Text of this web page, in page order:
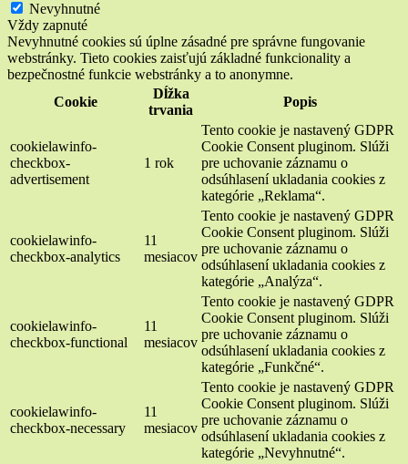
Nevyhnutné
Vždy zapnuté
Nevyhnutné cookies sú úplne zásadné pre správne fungovanie
webstránky. Tieto cookies zaisťujú základné funkcionality a
bezpečnostné funkcie webstránky a to anonymne.
Cookie
Dĺžka
trvania
Popis
cookielawinfo-
checkbox-
advertisement
1 rok
Tento cookie je nastavený GDPR
Cookie Consent pluginom. Slúži
pre uchovanie záznamu o
odsúhlasení ukladania cookies z
kategórie „Reklama“.
cookielawinfo-
checkbox-analytics
11
mesiacov
Tento cookie je nastavený GDPR
Cookie Consent pluginom. Slúži
pre uchovanie záznamu o
odsúhlasení ukladania cookies z
kategórie „Analýza“.
cookielawinfo-
checkbox-functional
11
mesiacov
Tento cookie je nastavený GDPR
Cookie Consent pluginom. Slúži
pre uchovanie záznamu o
odsúhlasení ukladania cookies z
kategórie „Funkčné“.
cookielawinfo-
checkbox-necessary
11
mesiacov
Tento cookie je nastavený GDPR
Cookie Consent pluginom. Slúži
pre uchovanie záznamu o
odsúhlasení ukladania cookies z
kategórie „Nevyhnutné“.